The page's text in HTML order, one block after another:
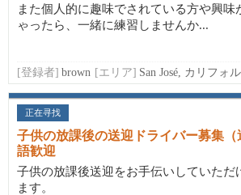
また個人的に趣味でされている方や興味
ゃったら、一緒に練習しませんか...
[登録者] brown [エリア] San José, カリフォ
正在寻找
子供の放課後の送迎ドライバー募集
語歓迎
子供の放課後送迎をお手伝いしていただ
ます。